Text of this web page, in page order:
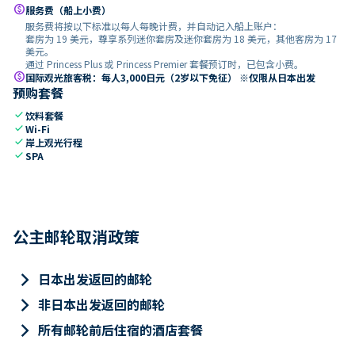
paid服务费（船上小费）
服务费将按以下标准以每人每晚计费，并自动记入船上账户：
套房为 19 美元，尊享系列迷你套房及迷你套房为 18 美元，其他客房为 17
美元。
通过 Princess Plus 或 Princess Premier 套餐预订时，已包含小费。
paid国际观光旅客税：每人3,000日元（2岁以下免征） ※仅限从日本出发
预购套餐
check饮料套餐
checkWi-Fi
check 岸上观光行程
checkSPA
公主邮轮取消政策
keyboard_arrow_right 日本出发返回的邮轮
keyboard_arrow_right 非日本出发返回的邮轮
keyboard_arrow_right 所有邮轮前后住宿的酒店套餐